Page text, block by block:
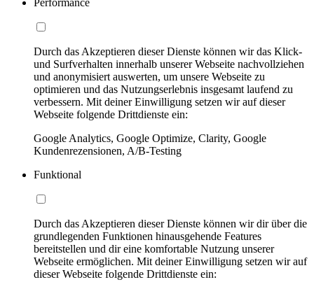
Durch das Akzeptieren dieser Dienste können wir das Klick-
und Surfverhalten innerhalb unserer Webseite nachvollziehen
und anonymisiert auswerten, um unsere Webseite zu
optimieren und das Nutzungserlebnis insgesamt laufend zu
verbessern. Mit deiner Einwilligung setzen wir auf dieser
Webseite folgende Drittdienste ein:
Google Analytics, Google Optimize, Clarity, Google
Kundenrezensionen, A/B-Testing
Funktional
Durch das Akzeptieren dieser Dienste können wir dir über die
grundlegenden Funktionen hinausgehende Features
bereitstellen und dir eine komfortable Nutzung unserer
Webseite ermöglichen. Mit deiner Einwilligung setzen wir auf
dieser Webseite folgende Drittdienste ein: